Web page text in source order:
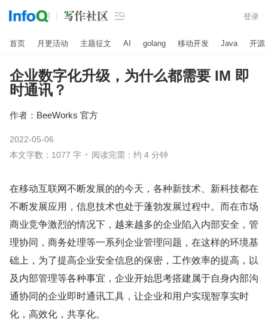
 登录
首页 月更活动 主题征文 AI golang 移动开发 Java 开源
企业数字化升级，为什么都需要 IM 即
时通讯？
作者： BeeWorks 官方
2022-05-06
本文字数：1077 字
阅读完需：约 4 分钟
在移动互联网不断发展的的今天，各种新技术、新科技都在
不断发展应用，信息技术也处于蓬勃发展过程中。而在市场
商业竞争激烈的情况下，越来越多的企业陷入内部安全，管
理协同，商务处理等一系列企业管理问题，在这样的环境基
础上，为了提高企业安全信息的保密，工作效率的提高，以
及内部管理等各种事宜，企业开始思考搭建属于自身内部沟
通协同的企业即时通讯工具，让企业和用户实现智享实时
化，高效化，共享化。